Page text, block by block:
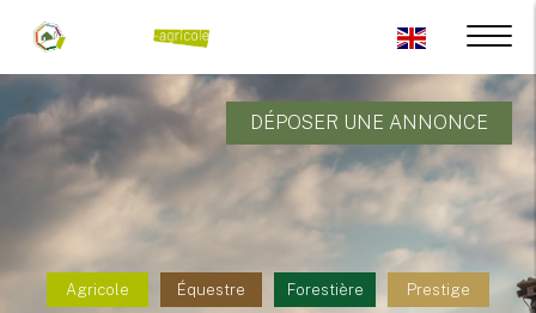
DÉPOSER UNE ANNONCE
Agricole Équestre Forestière Prestige